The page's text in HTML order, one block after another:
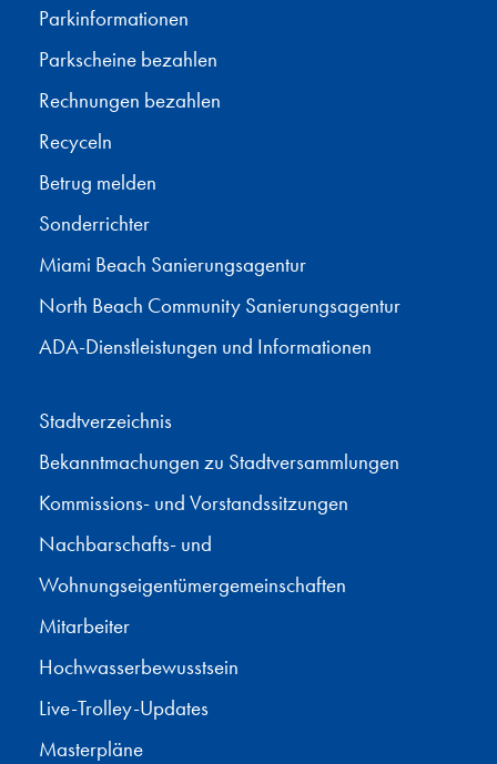
Parkinformationen
Parkscheine bezahlen
Rechnungen bezahlen
Recyceln
Betrug melden
Sonderrichter
Miami Beach Sanierungsagentur
North Beach Community Sanierungsagentur
ADA-Dienstleistungen und Informationen
Stadtverzeichnis
Bekanntmachungen zu Stadtversammlungen
Kommissions- und Vorstandssitzungen
Nachbarschafts- und
Wohnungseigentümergemeinschaften
Mitarbeiter
Hochwasserbewusstsein
Live-Trolley-Updates
Masterpläne